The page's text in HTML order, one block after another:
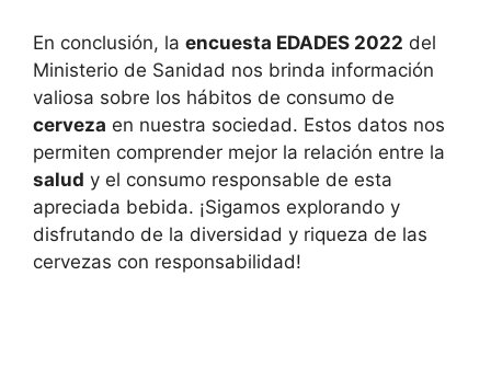
En conclusión, la encuesta EDADES 2022 del
Ministerio de Sanidad nos brinda información
valiosa sobre los hábitos de consumo de
cerveza en nuestra sociedad. Estos datos nos
permiten comprender mejor la relación entre la
salud y el consumo responsable de esta
apreciada bebida. ¡Sigamos explorando y
disfrutando de la diversidad y riqueza de las
cervezas con responsabilidad!